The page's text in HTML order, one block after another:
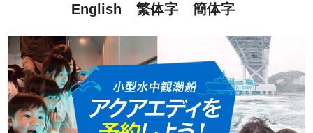
English 繁体字 簡体字